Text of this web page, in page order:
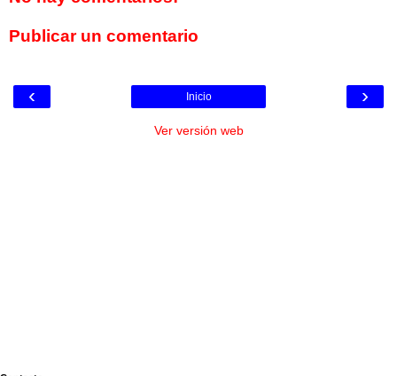
Publicar un comentario
‹ ›
Inicio
Ver versión web